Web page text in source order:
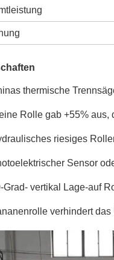
thermische
Rolle gab +55% aus,
riesiges
Sensor
Grad- vertikal Lage-auf
verhindert